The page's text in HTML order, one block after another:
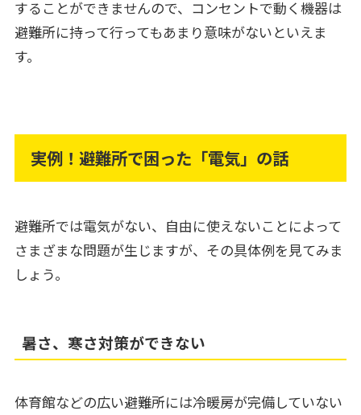
することができませんので、コンセントで動く機器は
避難所に持って行ってもあまり意味がないといえま
す。
実例！避難所で困った「電気」の話
避難所では電気がない、自由に使えないことによって
さまざまな問題が生じますが、その具体例を見てみま
しょう。
暑さ、寒さ対策ができない
体育館などの広い避難所には冷暖房が完備していない